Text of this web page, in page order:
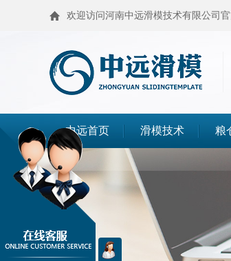
欢迎访问河南中远滑模技术有限公司官
中远首页 滑模技术 粮
滑模技术
麦仓滑模
造粒塔滑模